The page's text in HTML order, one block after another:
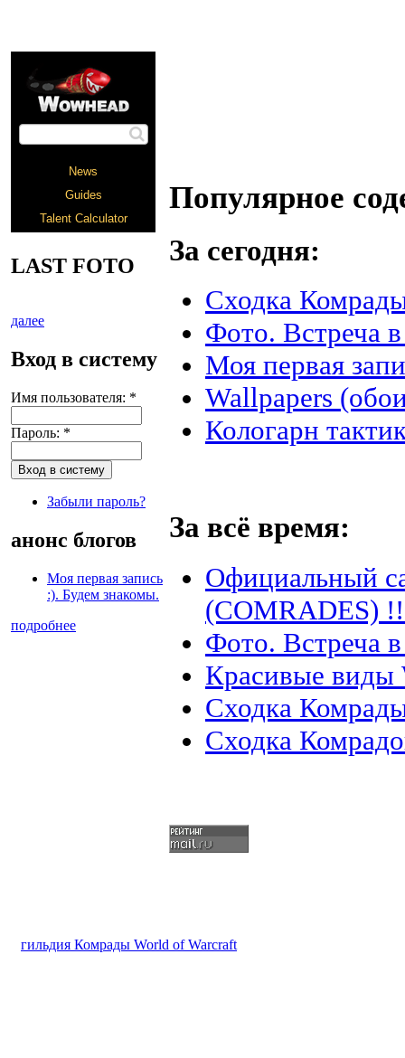
LAST FOTO
далее
Вход в систему
Имя пользователя: *
Пароль: *
Забыли пароль?
анонс блогов
Моя первая запись
:). Будем знакомы.
подробнее
Популярное
За сегодня:
Сходка
Фото. Встреча
Моя первая
Wallpapers
Кологарн
За всё время:
Официальный
(COMRADES)
Фото. Встреча
Красивые
Сходка
Сходка
гильдия Комрады World of Warcraft